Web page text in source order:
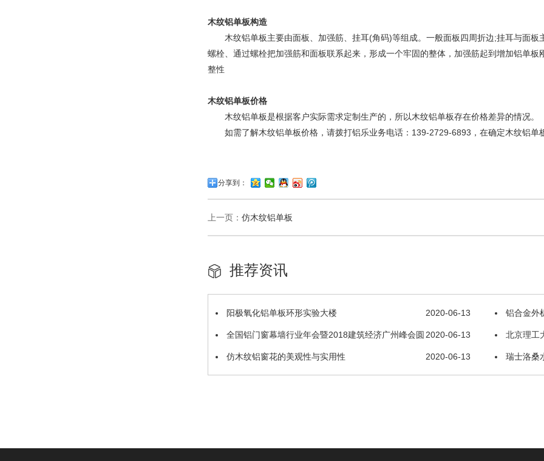
木纹铝单板构造
木纹铝单板主要由面板、加强筋、挂耳(角码)等组成。一般面板四周折边;挂耳与面
螺栓、通过螺栓把加强筋和面板联系起来，形成一个牢固的整体，加强筋起到增加铝单
整性
木纹铝单板价格
木纹铝单板是根据客户实际需求定制生产的，所以木纹铝单板存在价格差异的情况。
如需了解木纹铝单板价格，请拨打铝乐业务电话：139-2729-6893，在确定木纹铝单
分享到：
上一页： 仿木纹铝单板
推荐资讯
2020-06-13
阳极氧化铝单板环形实验大楼 铝合金外
2020-06-13
全国铝门窗幕墙行业年会暨2018建筑经济广州峰会圆
满举行！
北京理工
2020-06-13
仿木纹铝窗花的美观性与实用性 瑞士洛桑